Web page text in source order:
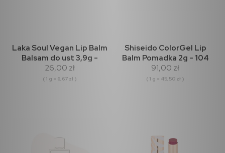
Laka Soul Vegan Lip Balm
Balsam do ust 3,9g -
Rossy
26,00 zł
( 1 g = 6,67 zł )
Shiseido ColorGel Lip
Balm Pomadka 2g - 104
Hibiscus
91,00 zł
( 1 g = 45,50 zł )